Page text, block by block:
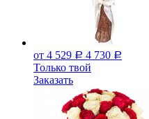
от 4 529 Р 4 730 Р
Только твой
Заказать